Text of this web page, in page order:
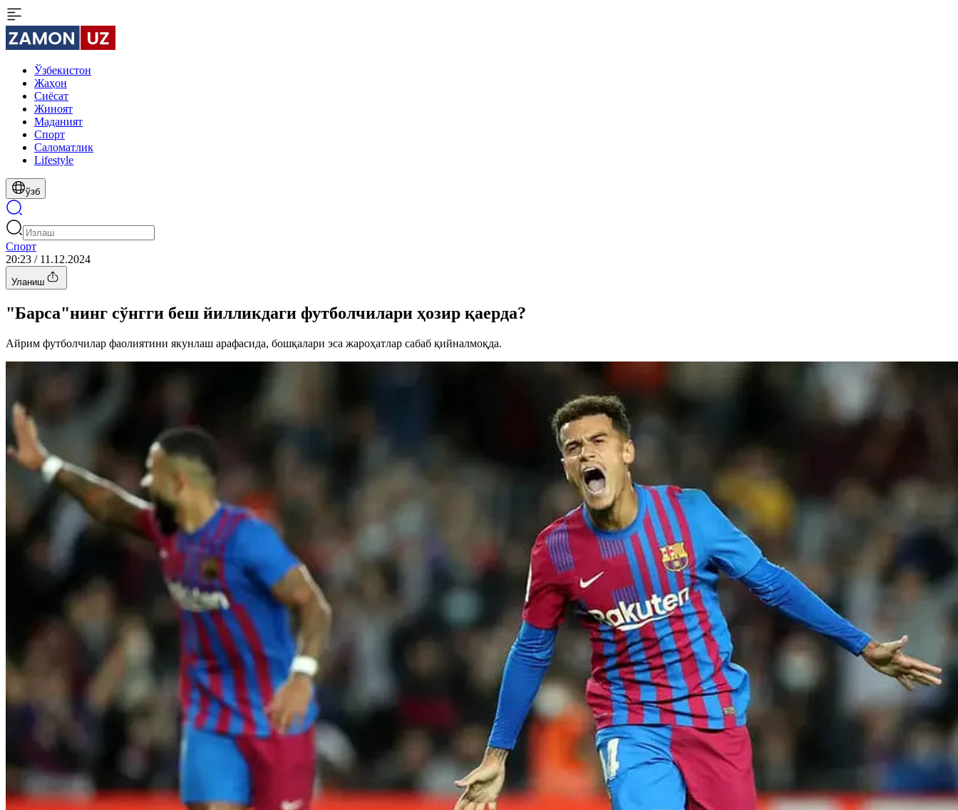
Ўзбекистон
Жаҳон
Сиёсат
Жиноят
Маданият
Спорт
Cаломатлик
Lifestyle
ўзб
Спорт
20:23 / 11.12.2024
Уланиш
"Барса"нинг сўнгги беш йилликдаги футболчилари ҳозир қаерда?
Айрим футболчилар фаолиятини якунлаш арафасида, бошқалари эса жароҳатлар сабаб қийналмоқда.